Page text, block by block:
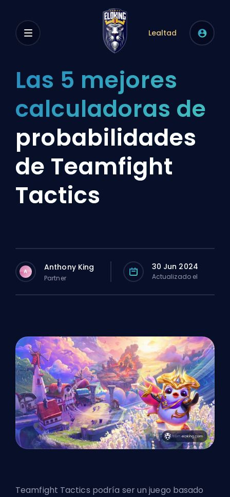
Lealtad
Las 5 mejores
calculadoras de
probabilidades
de Teamfight
Tactics
A Anthony King
Partner
30 Jun 2024
Actualizado el
Teamfight Tactics podría ser un juego basado